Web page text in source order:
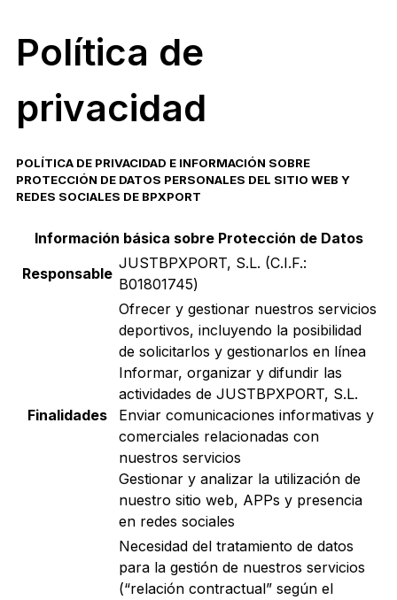
Política de
privacidad
POLÍTICA DE PRIVACIDAD E INFORMACIÓN SOBRE
PROTECCIÓN DE DATOS PERSONALES DEL SITIO WEB Y
REDES SOCIALES DE BPXPORT
Información básica sobre Protección de Datos
Responsable
JUSTBPXPORT, S.L. (C.I.F.:
B01801745)
Finalidades
Ofrecer y gestionar nuestros servicios
deportivos, incluyendo la posibilidad
de solicitarlos y gestionarlos en línea
Informar, organizar y difundir las
actividades de JUSTBPXPORT, S.L.
Enviar comunicaciones informativas y
comerciales relacionadas con
nuestros servicios
Gestionar y analizar la utilización de
nuestro sitio web, APPs y presencia
en redes sociales
Necesidad del tratamiento de datos
para la gestión de nuestros servicios
(“relación contractual” según el